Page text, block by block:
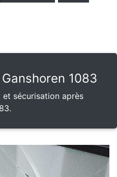
1083
et sécurisation après